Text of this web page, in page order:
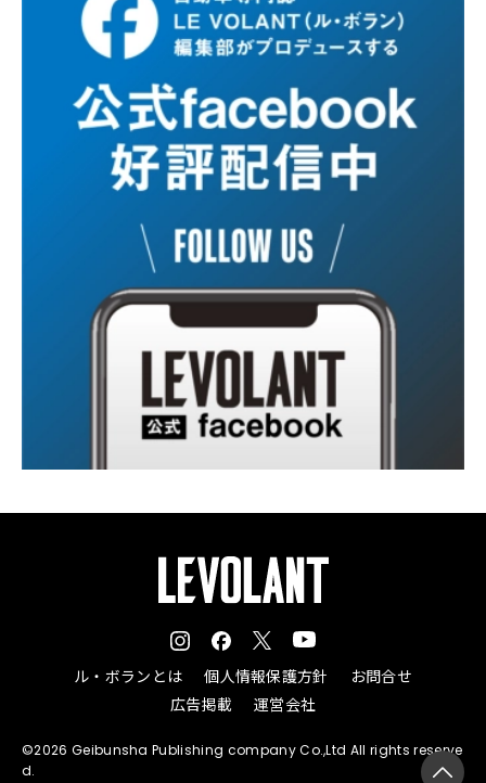
ル・ボランとは 個人情報保護方針
お問合せ
広告掲載
運営会社
©2026 Geibunsha Publishing company Co.,Ltd All rights reserve
d.